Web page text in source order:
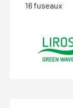
16 fuseaux